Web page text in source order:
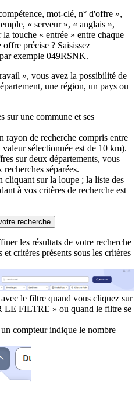
mot-clé, n° d'offre »,
« serveur », « anglais »,
la touche « entrée » entre chaque
précise ? Saisissez
exemple 049RSNK.
», vous avez la possibilité de
une région, un pays ou
sur une commune et ses
rayon de recherche compris entre
sélectionnée est de 10 km).
sur deux départements, vous
séparées.
cliquant sur la loupe ; la liste des
à vos critères de recherche est
recherche
les résultats de votre recherche
critères présents sous les critères
le filtre quand vous cliquez sur
FILTRE » ou quand le filtre se
compteur indique le nombre